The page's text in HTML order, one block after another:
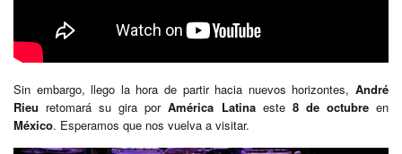
Sin embargo, llego la hora de partir hacia nuevos horizontes, André
Rieu retomará su gira porAmérica Latinaeste 8 de octubreen
México. Esperamos que nos vuelva a visitar.